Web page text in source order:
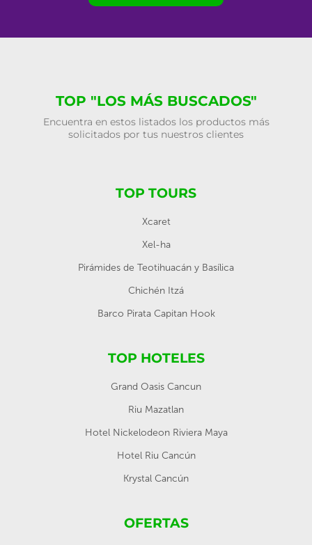
TOP "LOS MÁS BUSCADOS"
Encuentra en estos listados los productos más
solicitados por tus nuestros clientes
TOP TOURS
Xcaret
Xel-ha
Pirámides de Teotihuacán y Basílica
Chichén Itzá
Barco Pirata Capitan Hook
TOP HOTELES
Grand Oasis Cancun
Riu Mazatlan
Hotel Nickelodeon Riviera Maya
Hotel Riu Cancún
Krystal Cancún
OFERTAS